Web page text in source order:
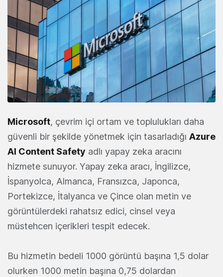
Microsoft, çevrim içi ortam ve toplulukları daha
güvenli bir şekilde yönetmek için tasarladığı Azure
AI Content Safety adlı yapay zeka aracını
hizmete sunuyor. Yapay zeka aracı, İngilizce,
İspanyolca, Almanca, Fransızca, Japonca,
Portekizce, İtalyanca ve Çince olan metin ve
görüntülerdeki rahatsız edici, cinsel veya
müstehcen içerikleri tespit edecek.
Bu hizmetin bedeli 1000 görüntü başına 1,5 dolar
olurken 1000 metin başına 0,75 dolardan